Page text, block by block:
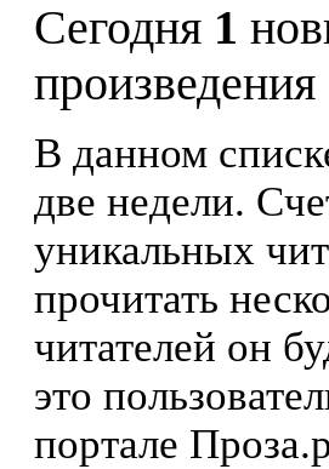
Сегодня 1
произведения
В данном
две недели.
уникальных
прочитать
читателей он
это
портале